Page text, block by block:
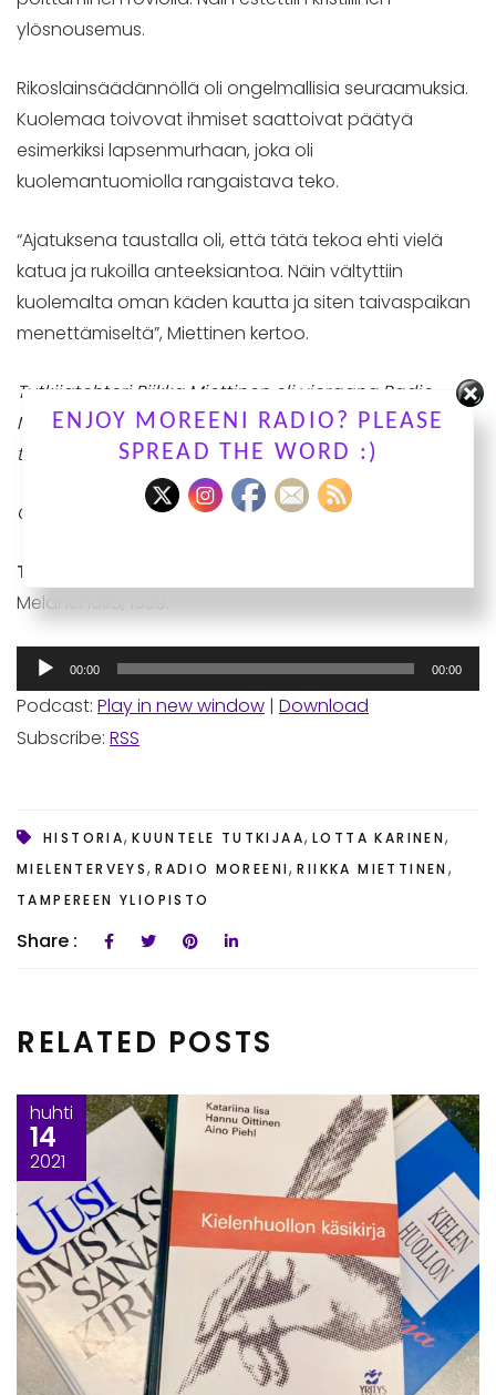
ylösnousemus.
Rikoslainsäädännöllä oli ongelmallisia seuraamuksia.
Kuolemaa toivovat ihmiset saattoivat päätyä
esimerkiksi lapsenmurhaan, joka oli
kuolemantuomiolla rangaistava teko.
“Ajatuksena taustalla oli, että tätä tekoa ehti vielä
katua ja rukoilla anteeksiantoa. Näin vältyttiin
kuolemalta oman käden kautta ja siten taivaspaikan
menettämiseltä”, Miettinen kertoo.
Tutkijatohtori Riikka Miettinen oli vieraana Radio
Moreenin Kuuntele tutkijaa -ohjelmassa 26.
tammikuuta 2021.
Otsikkoa muokattu ja lyhennetty 27.1.2021.
Toimittaja
Melancholia, 1539.
Äänitoistin
00:00 00:00
Podcast: Play in new window | Download
Subscribe: RSS
HISTORIA,KUUNTELE TUTKIJAA,LOTTA KARINEN,
MIELENTERVEYS,RADIO MOREENI,RIIKKA MIETTINEN ,
TAMPEREEN YLIOPISTO
Share :
RELATED POSTS
huhti
14
2021
ENJOY MOREENI RADIO? PLEASE
SPREAD THE WORD :)